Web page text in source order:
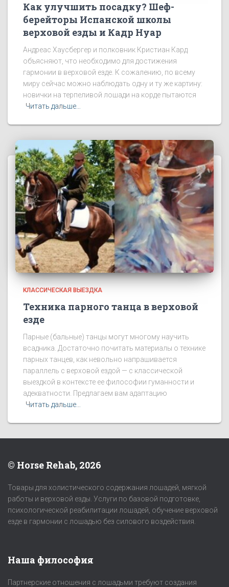
Как улучшить посадку? Шеф-
берейторы Испанской школы
верховой езды и Кадр Нуар
Андреас Хаусбергер и полковник Кристиан Кард
объясняют, что необходимо для достижения
гармонии в верховой езде. К сожалению, по всему
миру сейчас можно наблюдать одну и ту же картину:
новички на терпеливой лошади на корде пытаются
Читать дальше…
КЛАССИЧЕСКАЯ ВЫЕЗДКА
Техника парного танца в верховой
езде
Парные (бальные) танцы могут многому научить
всадника. Достаточно почитать материалы о технике
парных танцев, как невольно напрашивается
параллель с верховой ездой — с классической
выездкой в контексте ее философии гуманности и
адекватности. Предлагаем вам адаптацию
Читать дальше…
© Horse Rehab, 2026
Товары для холистического содержания лошадей, мягкой
работы и верховой езды. Услуги по базовой подготовке,
психологической реабилитации лошадей, обучение верховой
езде в гармонии с лошадью без силового воздействия.
Наша философия
Партнерские отношения с лошадьми требуют создания